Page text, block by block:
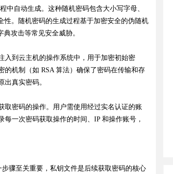
中自动生成。这种随机密码包含大小写字母、
性。随机密码的生成过程基于加密安全的伪随机
攻击等常见安全威胁。
入到云主机的操作系统中，用于加密初始密
机制（如 RSA 算法）确保了密码在传输和存
真实密码。
取密码的操作。用户需使用经过实名认证的账
一次密码获取操作的时间、IP 和操作账号，
骤至关重要，私钥文件是后续获取密码的核心